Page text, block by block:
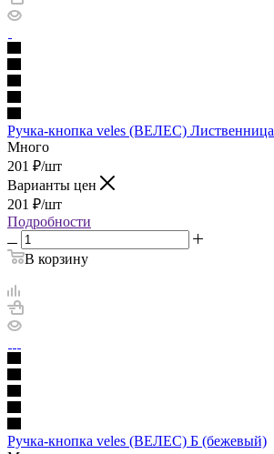
Ручка-кнопка veles (ВЕЛЕС) Лиственница
Много
201 ₽/шт
Варианты цен
201 ₽/шт
Подробности
В корзину
Ручка-кнопка veles (ВЕЛЕС) Б (бежевый)